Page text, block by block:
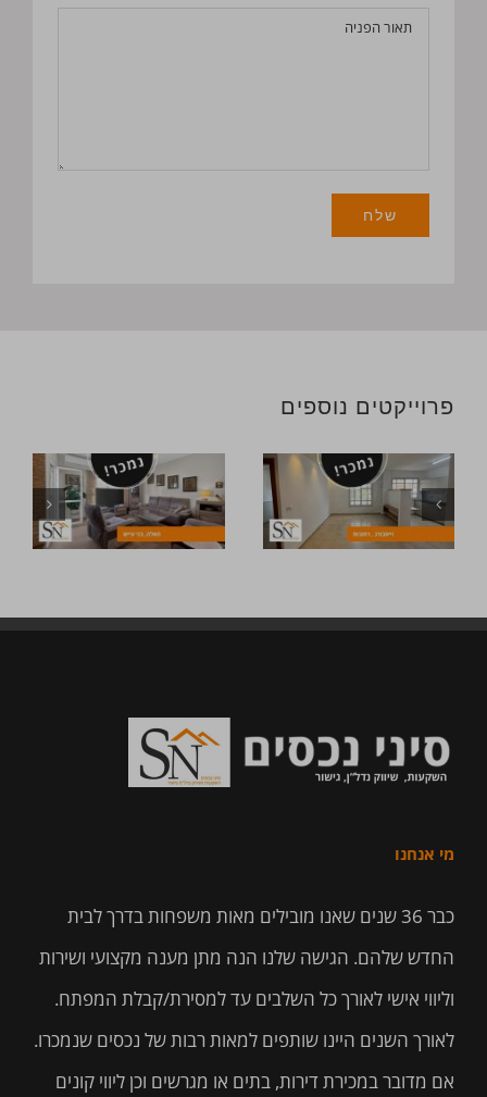
פרוייקטים נוספים
מי אנחנו
כבר 36 שנים שאנו מובילים מאות משפחות בדרך לבית
החדש שלהם. הגישה שלנו הנה מתן מענה מקצועי ושירות
וליווי אישי לאורך כל השלבים עד למסירת/קבלת המפתח.
לאורך השנים היינו שותפים למאות רבות של נכסים שנמכרו.
אם מדובר במכירת דירות, בתים או מגרשים וכן ליווי קונים